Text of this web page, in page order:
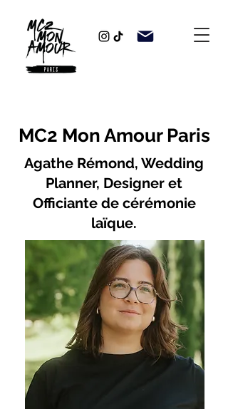
MC2 Mon Amour Paris
Agathe Rémond, Wedding
Planner, Designer et
Officiante de cérémonie
laïque.